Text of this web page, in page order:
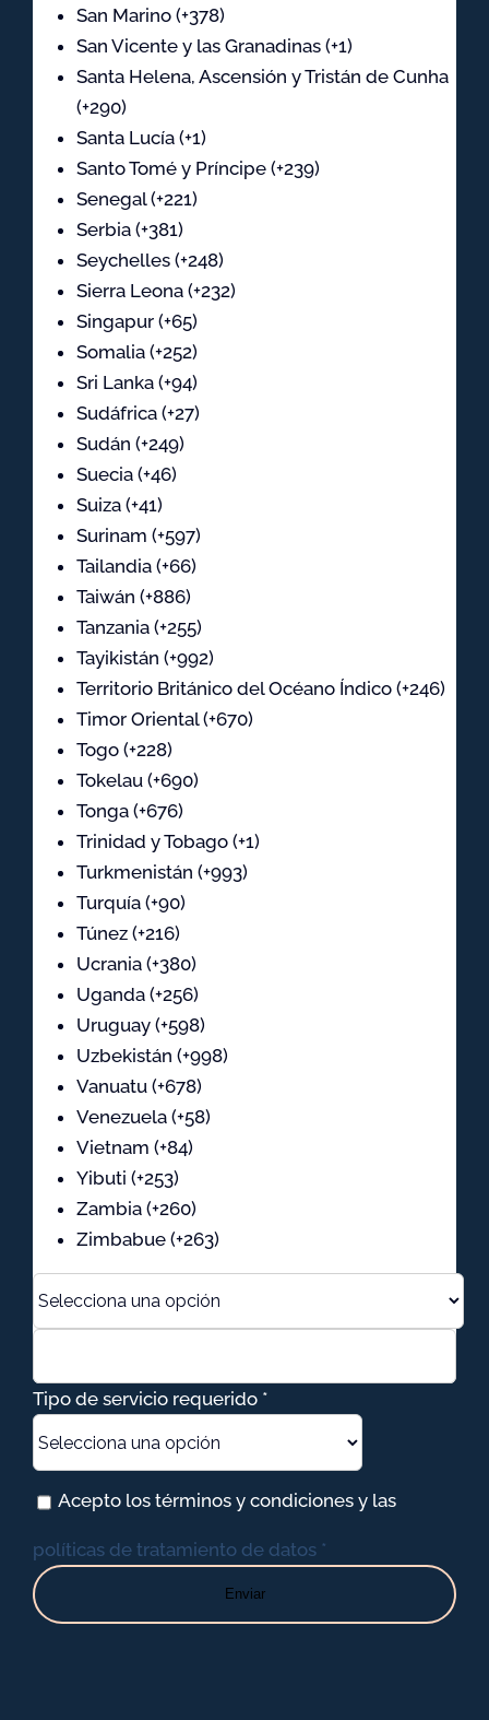
San Marino (+378)
San Vicente y las Granadinas (+1)
Santa Helena, Ascensión y Tristán de Cunha
(+290)
Santa Lucía (+1)
Santo Tomé y Príncipe (+239)
Senegal (+221)
Serbia (+381)
Seychelles (+248)
Sierra Leona (+232)
Singapur (+65)
Somalia (+252)
Sri Lanka (+94)
Sudáfrica (+27)
Sudán (+249)
Suecia (+46)
Suiza (+41)
Surinam (+597)
Tailandia (+66)
Taiwán (+886)
Tanzania (+255)
Tayikistán (+992)
Territorio Británico del Océano Índico (+246)
Timor Oriental (+670)
Togo (+228)
Tokelau (+690)
Tonga (+676)
Trinidad y Tobago (+1)
Turkmenistán (+993)
Turquía (+90)
Túnez (+216)
Ucrania (+380)
Uganda (+256)
Uruguay (+598)
Uzbekistán (+998)
Vanuatu (+678)
Venezuela (+58)
Vietnam (+84)
Yibuti (+253)
Zambia (+260)
Zimbabue (+263)
Tipo de servicio requerido *
Acepto los términos y condiciones y las
políticas de tratamiento de datos *
Enviar